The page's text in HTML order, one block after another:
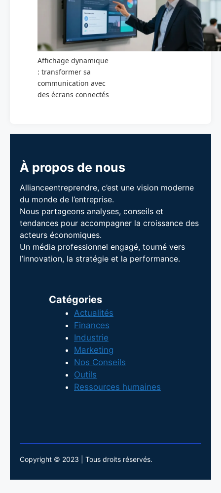
Affichage dynamique
: transformer sa
communication avec
des écrans connectés
À propos de nous
Allianceentreprendre, c’est une vision moderne
du monde de l’entreprise.
Nous partageons analyses, conseils et
tendances pour accompagner la croissance des
acteurs économiques.
Un média professionnel engagé, tourné vers
l’innovation, la stratégie et la performance.
Catégories
Actualités
Finances
Industrie
Marketing
Nos Conseils
Outils
Ressources humaines
Copyright © 2023 | Tous droits réservés.